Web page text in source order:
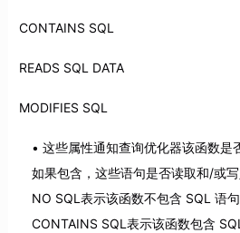
CONTAINS SQL
READS SQL DATA
MODIFIES SQL
这些属性通知查询优化器该函数是
如果包含，这些语句是否读取和/或写
NO SQL表示该函数不包含 SQL 语句
CONTAINS SQL表示该函数包含